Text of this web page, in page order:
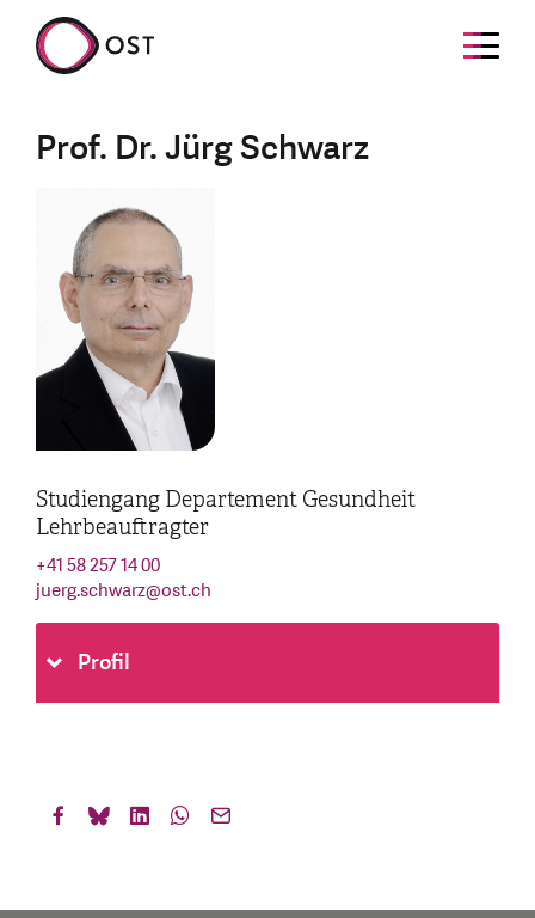
Prof. Dr. Jürg Schwarz
Studiengang Departement Gesundheit
Lehrbeauftragter
+41 58 257 14 00
juerg.schwarz@ost.ch
Profil